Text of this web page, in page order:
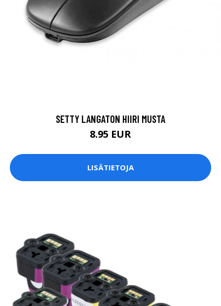
SETTY LANGATON HIIRI MUSTA
8.95 EUR
LISÄTIETOJA